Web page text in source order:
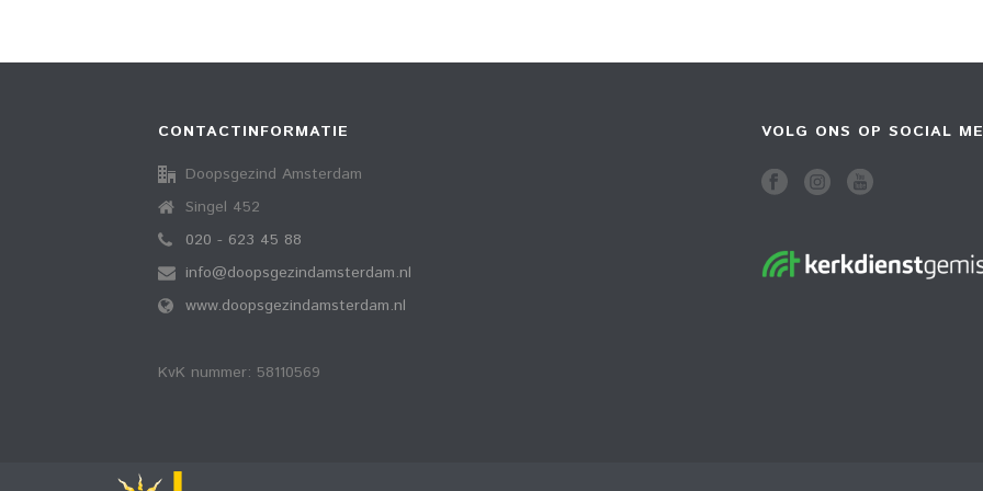
CONTACTINFORMATIE
Doopsgezind Amsterdam
Singel 452
020 - 623 45 88
info@doopsgezindamsterdam.nl
www.doopsgezindamsterdam.nl
KvK nummer: 58110569
VOLG ONS OP SOCIAL